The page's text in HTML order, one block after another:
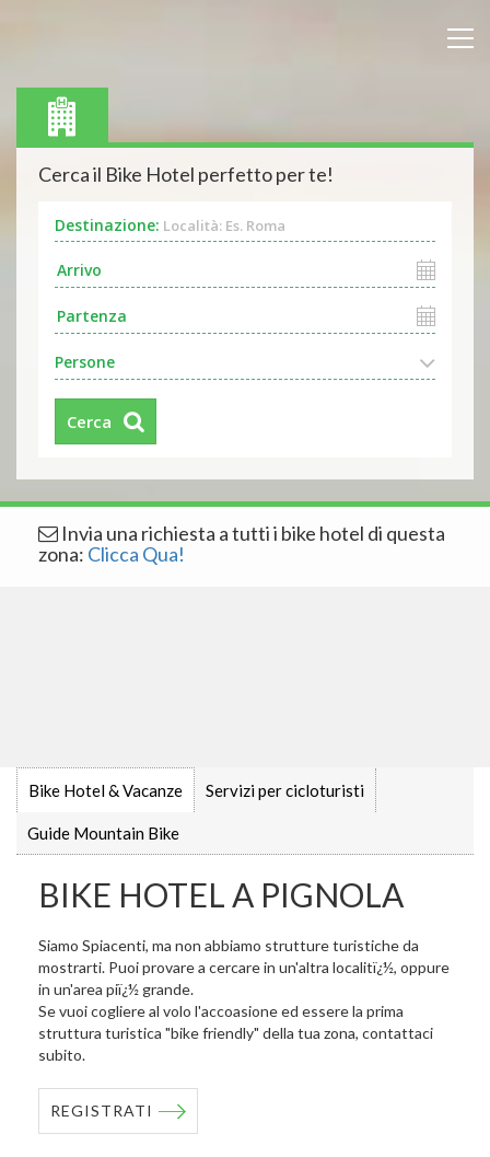
Cerca il Bike Hotel perfetto per te!
Destinazione: Località: Es. Roma
Persone
Cerca
Invia una richiesta a tutti i bike hotel di questa
zona: Clicca Qua!
Bike Hotel & Vacanze Servizi per cicloturisti
Guide Mountain Bike
BIKE HOTEL A PIGNOLA
Siamo Spiacenti, ma non abbiamo strutture turistiche da
mostrarti. Puoi provare a cercare in un'altra localitï¿½, oppure
in un'area piï¿½ grande.
Se vuoi cogliere al volo l'accoasione ed essere la prima
struttura turistica "bike friendly" della tua zona, contattaci
subito.
REGISTRATI